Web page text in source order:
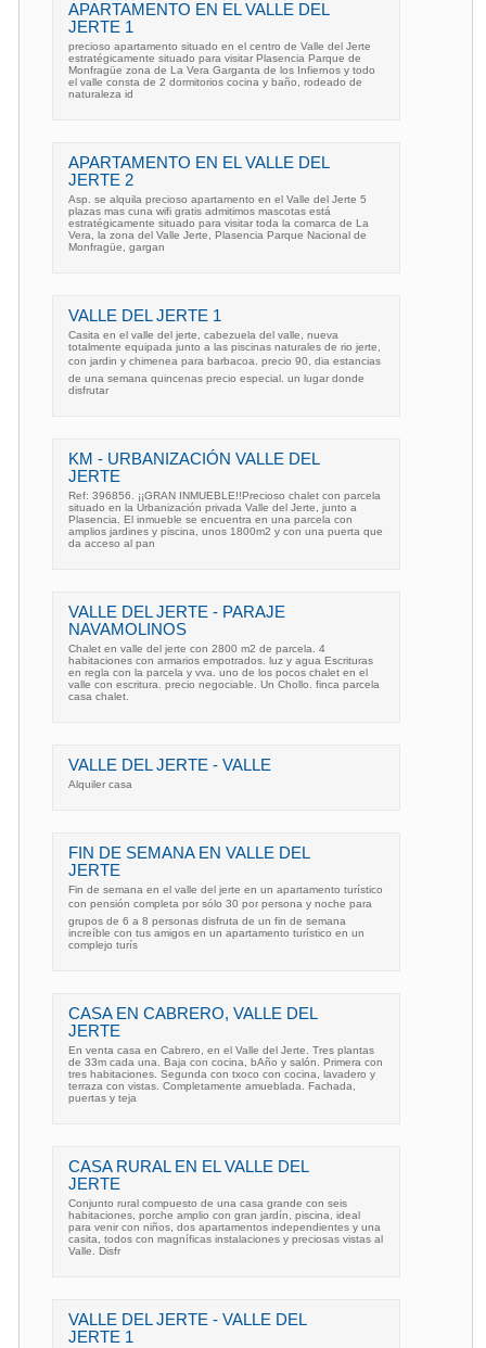
APARTAMENTO EN EL VALLE DEL
JERTE 1
precioso apartamento situado en el centro de Valle del Jerte
estratégicamente situado para visitar Plasencia Parque de
Monfragüe zona de La Vera Garganta de los Infiernos y todo
el valle consta de 2 dormitorios cocina y baño, rodeado de
naturaleza id
APARTAMENTO EN EL VALLE DEL
JERTE 2
Asp. se alquila precioso apartamento en el Valle del Jerte 5
plazas mas cuna wifi gratis admitimos mascotas está
estratégicamente situado para visitar toda la comarca de La
Vera, la zona del Valle Jerte, Plasencia Parque Nacional de
Monfragüe, gargan
VALLE DEL JERTE 1
Casita en el valle del jerte, cabezuela del valle, nueva
totalmente equipada junto a las piscinas naturales de rio jerte,
con jardin y chimenea para barbacoa. precio 90, dia estancias
de una semana quincenas precio especial. un lugar donde
disfrutar
KM - URBANIZACIÓN VALLE DEL
JERTE
Ref: 396856. ¡¡GRAN INMUEBLE!!Precioso chalet con parcela
situado en la Urbanización privada Valle del Jerte, junto a
Plasencia. El inmueble se encuentra en una parcela con
amplios jardines y piscina, unos 1800m2 y con una puerta que
da acceso al pan
VALLE DEL JERTE - PARAJE
NAVAMOLINOS
Chalet en valle del jerte con 2800 m2 de parcela. 4
habitaciones con armarios empotrados. luz y agua Escrituras
en regla con la parcela y vva. uno de los pocos chalet en el
valle con escritura. precio negociable. Un Chollo. finca parcela
casa chalet.
VALLE DEL JERTE - VALLE
Alquiler casa
FIN DE SEMANA EN VALLE DEL
JERTE
Fin de semana en el valle del jerte en un apartamento turístico
con pensión completa por sólo 30 por persona y noche para
grupos de 6 a 8 personas disfruta de un fin de semana
increíble con tus amigos en un apartamento turístico en un
complejo turís
CASA EN CABRERO, VALLE DEL
JERTE
En venta casa en Cabrero, en el Valle del Jerte. Tres plantas
de 33m cada una. Baja con cocina, bAño y salón. Primera con
tres habitaciones. Segunda con txoco con cocina, lavadero y
terraza con vistas. Completamente amueblada. Fachada,
puertas y teja
CASA RURAL EN EL VALLE DEL
JERTE
Conjunto rural compuesto de una casa grande con seis
habitaciones, porche amplio con gran jardín, piscina, ideal
para venir con niños, dos apartamentos independientes y una
casita, todos con magníficas instalaciones y preciosas vistas al
Valle. Disfr
VALLE DEL JERTE - VALLE DEL
JERTE 1